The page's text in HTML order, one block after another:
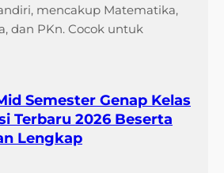
mencakup Matematika,
dan PKn. Cocok untuk
Semester Genap Kelas
Terbaru 2026 Beserta
Lengkap